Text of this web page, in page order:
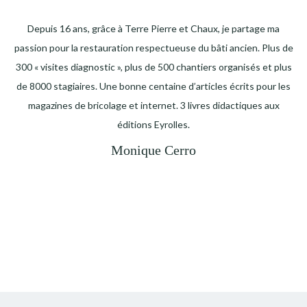
Depuis 16 ans, grâce à Terre Pierre et Chaux, je partage ma
passion pour la restauration respectueuse du bâti ancien. Plus de
300 « visites diagnostic », plus de 500 chantiers organisés et plus
de 8000 stagiaires. Une bonne centaine d’articles écrits pour les
magazines de bricolage et internet. 3 livres didactiques aux
éditions Eyrolles.
Monique Cerro